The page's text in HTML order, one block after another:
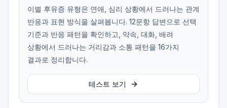
이별 후유증 유형은 연애, 심리 상황에서 드러나는 관계
반응과 표현 방식을 살펴봅니다. 12문항 답변으로 선택
기준과 반응 패턴을 확인하고, 약속, 대화, 배려
상황에서 드러나는 거리감과 소통 패턴을 16가지
결과로 정리합니다.
테스트 보기